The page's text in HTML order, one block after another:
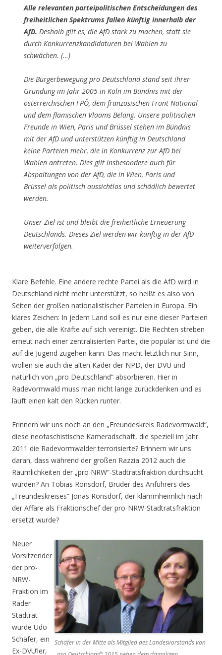
Alle relevanten parteipolitischen Entscheidungen des
freiheitlichen Spektrums fallen künftig innerhalb der
AfD. Deshalb gilt es, die AfD stark zu machen, statt sie
durch Konkurrenzkandidaturen bei Wahlen zu
schwächen. (…)
Die Bürgerbewegung pro Deutschland stand seit ihrer
Gründung im Jahr 2005 in Köln im Bündnis mit der
österreichischen FPÖ, dem französischen Front National
und dem flämischen Vlaams Belang. Unsere politischen
Freunde in Wien, Paris und Brüssel stehen im Bündnis
mit der AfD und unterstützen künftig in Deutschland
keine Parteien mehr, die in Konkurrenz zur AfD bei
Wahlen antreten. Dies gilt insbesondere auch für
Abspaltungen von der AfD, die in Wien, Paris und
Brüssel als politisch aussichtlos und schädlich bewertet
werden.
Unser Ziel ist und bleibt die freiheitliche Erneuerung
Deutschlands. Dieses Ziel werden wir künftig in der AfD
weiterverfolgen.
Klare Befehle. Eine andere rechte Partei als die AfD wird in
Deutschland nicht mehr unterstützt, so heißt es also von
Seiten der großen nationalistischer Parteien in Europa. Ein
klares Zeichen: In jedem Land soll es nur eine dieser Parteien
geben, die alle Kräfte auf sich vereinigt. Die Rechten streben
erneut nach einer zentralisierten Partei, die populär ist und die
auf die Jugend zugehen kann. Das macht letztlich nur Sinn,
wollen sie auch die alten Kader der NPD, der DVU und
natürlich von „pro Deutschland“ absorbieren. Hier in
Radevormwald muss man nicht lange zurückdenken und es
läuft einen kalt den Rücken runter.
Erinnern wir uns noch an den „Freundeskreis Radevormwald“,
diese neofaschistische Kameradschaft, die speziell im Jahr
2011 die Radevormwalder terrorisierte? Erinnern wir uns
daran, dass während der großen Razzia 2012 auch die
Räumlichkeiten der „pro NRW“-Stadtratsfraktion durchsucht
wurden? An Tobias Ronsdorf, Bruder des Anführers des
„Freundeskreises“ Jonas Ronsdorf, der klammheimlich nach
der Affäre als Fraktionschef der pro-NRW-Stadtratsfraktion
ersetzt wurde?
Schäfer in der Mitte als Mitglied des Landesvorstands von
Neuer
Vorsitzender
der pro-
NRW-
Fraktion im
Rader
Stadtrat
wurde Udo
Schäfer, ein
Ex-DVU’ler,